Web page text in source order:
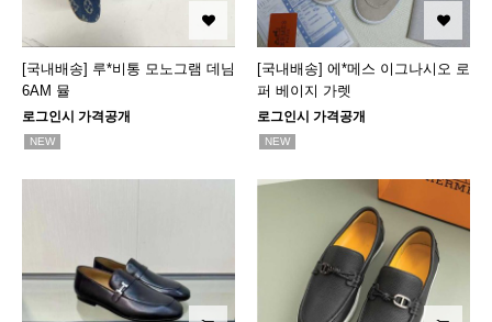
[국내배송] 루*비통 모노그램 데님
6AM 뮬
로그인시 가격공개
NEW
[국내배송] 에*메스 이그나시오 로
퍼 베이지 가렛
로그인시 가격공개
NEW